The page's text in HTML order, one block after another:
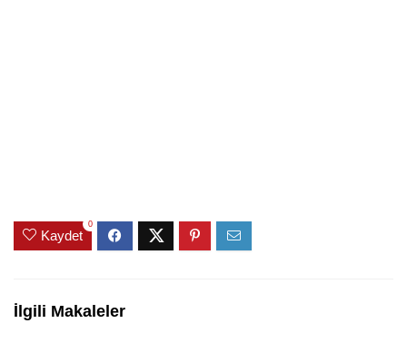
Kaydet
0
İlgili Makaleler